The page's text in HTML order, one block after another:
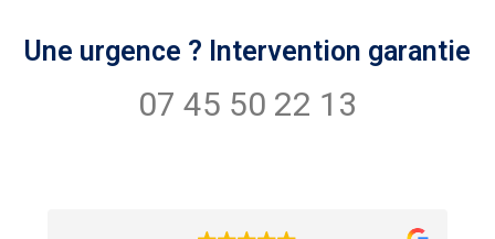
Une urgence ? Intervention garantie
07 45 50 22 13